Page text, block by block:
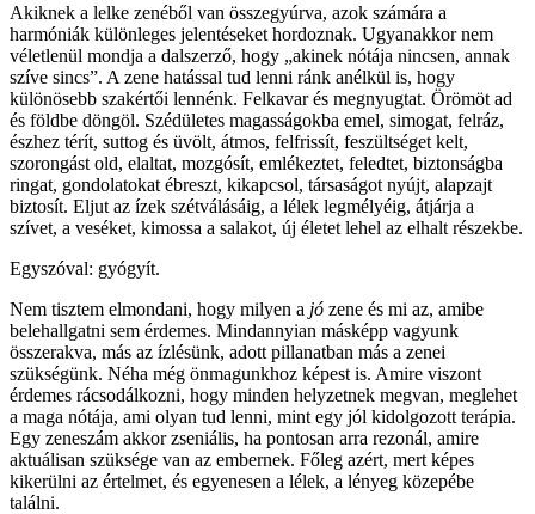
Akiknek a lelke zenéből van összegyúrva, azok számára a
harmóniák különleges jelentéseket hordoznak. Ugyanakkor nem
véletlenül mondja a dalszerző, hogy „akinek nótája nincsen, annak
szíve sincs”. A zene hatással tud lenni ránk anélkül is, hogy
különösebb szakértői lennénk. Felkavar és megnyugtat. Örömöt ad
és földbe döngöl. Szédületes magasságokba emel, simogat, felráz,
észhez térít, suttog és üvölt, átmos, felfrissít, feszültséget kelt,
szorongást old, elaltat, mozgósít, emlékeztet, feledtet, biztonságba
ringat, gondolatokat ébreszt, kikapcsol, társaságot nyújt, alapzajt
biztosít. Eljut az ízek szétválásáig, a lélek legmélyéig, átjárja a
szívet, a veséket, kimossa a salakot, új életet lehel az elhalt részekbe.
Egyszóval: gyógyít.
Nem tisztem elmondani, hogy milyen a jó zene és mi az, amibe
belehallgatni sem érdemes. Mindannyian másképp vagyunk
összerakva, más az ízlésünk, adott pillanatban más a zenei
szükségünk. Néha még önmagunkhoz képest is. Amire viszont
érdemes rácsodálkozni, hogy minden helyzetnek megvan, meglehet
a maga nótája, ami olyan tud lenni, mint egy jól kidolgozott terápia.
Egy zeneszám akkor zseniális, ha pontosan arra rezonál, amire
aktuálisan szüksége van az embernek. Főleg azért, mert képes
kikerülni az értelmet, és egyenesen a lélek, a lényeg közepébe
találni.